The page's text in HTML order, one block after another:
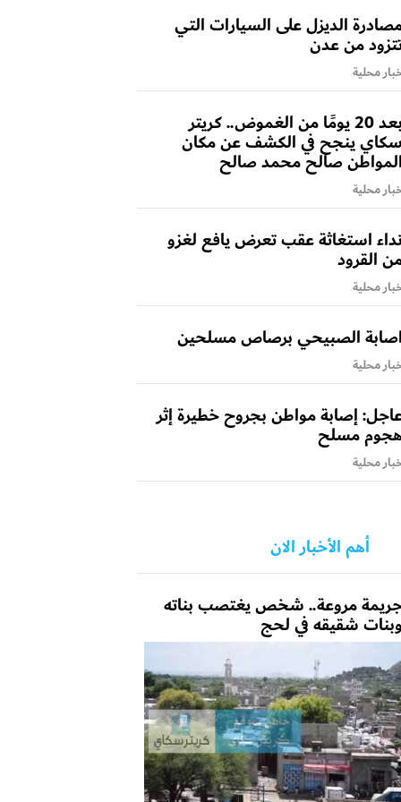
الديزل على السيارات التي
من عدن
محلية
بعد 20 يومًا من الغموض.. كريتر
سكاي ينجح في الكشف عن مكان
المواطن صالح محمد صالح
محلية
نداء استغاثة عقب تعرض يافع لغزو
القرود
محلية
اصابة الصبيحي برصاص مسلحين
محلية
إصابة مواطن بجروح خطيرة إثر
مسلح
محلية
أهم الأخبار الان
مروعة.. شخص يغتصب بناته
وبنات شقيقه في لحج